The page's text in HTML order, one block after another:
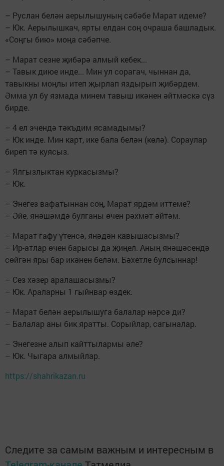
– Руслан белән аерылышуның сәбәбе Марат идеме?
– Юк. Аерылышкач, ярты елдан соң очраша башладык.
«Соңгы бию» моңа сәбәпче.
– Марат сезне җибәрә алмый кебек...
– Тавык диюе инде... Мин ул сорагач, чыннан да,
тавыкны моңлы итеп җырлап яздырып җибәрдем.
Әмма ул бу язмада минем тавыш икәнен әйтмәскә сүз
бирде.
– 4 ел эчендә тәкъдим ясамадымы?
– Юк инде. Мин карт, ике бала белән (көлә). Сораулар
биреп тә куясыз.
– Ялгызлыктан куркасызмы?
– Юк.
– Энегез вафатыннан соң, Марат ярдәм иттеме?
– Әйе, янәшәмдә булганы өчен рәхмәт әйтәм.
– Марат гафу үтенсә, янәдән кавышасызмы?
– Ир-атлар өчен барысы да җиңел. Аның янәшәсендә
сөйгән яры бар икәнен беләм. Бәхетле булсыннар!
– Сез хәзер аралашасызмы?
– Юк. Араларны 1 гыйнвар өздек.
– Марат белән аерылышуга балалар нәрсә ди?
– Балалар аны бик яратты. Сорыйлар, сагыналар.
– Энегезне алып кайттылармы әле?
– Юк. Чыгара алмыйлар.
https://shahrikazan.ru
Следите за самым важным и интересным в